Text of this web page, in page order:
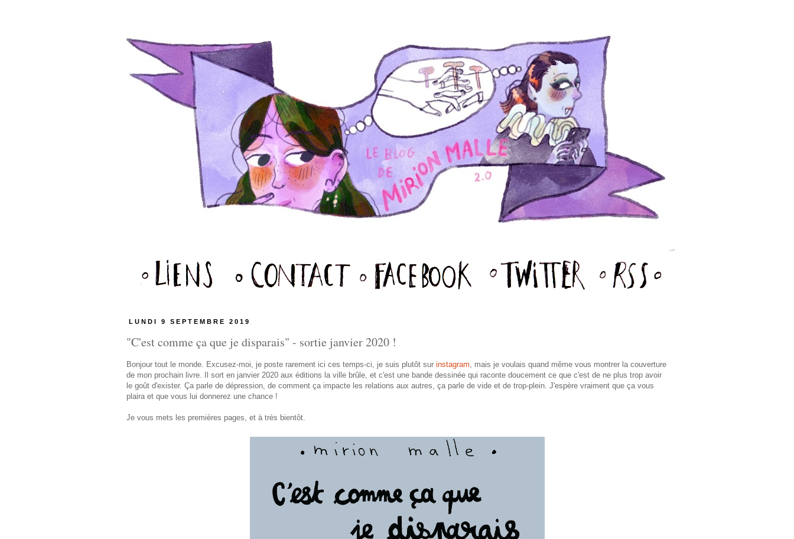
LUNDI 9 SEPTEMBRE 2019
"C'est comme ça que je disparais" - sortie janvier 2020 !
Bonjour tout le monde. Excusez-moi, je poste rarement ici ces temps-ci, je suis plutôt sur instagram, mais je voulais quand même vous montrer la couverture
de mon prochain livre. Il sort en janvier 2020 aux éditions la ville brûle, et c'est une bande dessinée qui raconte doucement ce que c'est de ne plus trop avoir
le goût d'exister. Ça parle de dépression, de comment ça impacte les relations aux autres, ça parle de vide et de trop-plein. J'espère vraiment que ça vous
plaira et que vous lui donnerez une chance !
Je vous mets les premières pages, et à très bientôt.